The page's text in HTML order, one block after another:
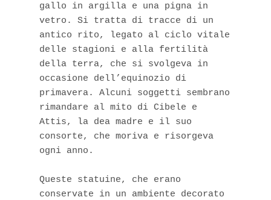
gallo in argilla e una pigna in
vetro. Si tratta di tracce di un
antico rito, legato al ciclo vitale
delle stagioni e alla fertilità
della terra, che si svolgeva in
occasione dell’equinozio di
primavera. Alcuni soggetti sembrano
rimandare al mito di Cibele e
Attis, la dea madre e il suo
consorte, che moriva e risorgeva
ogni anno.
Queste statuine, che erano
conservate in un ambiente decorato